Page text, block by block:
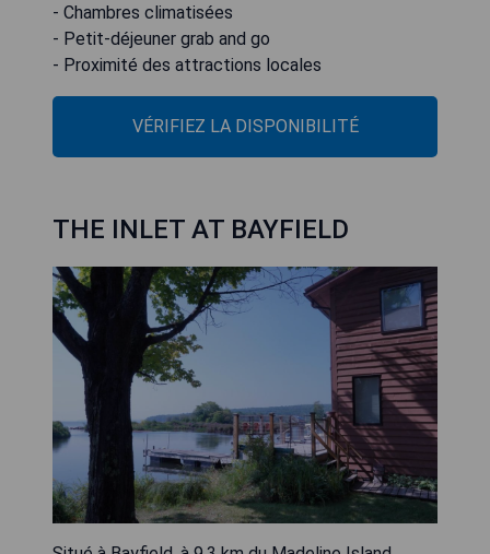
- Chambres climatisées
- Petit-déjeuner grab and go
- Proximité des attractions locales
VÉRIFIEZ LA DISPONIBILITÉ
THE INLET AT BAYFIELD